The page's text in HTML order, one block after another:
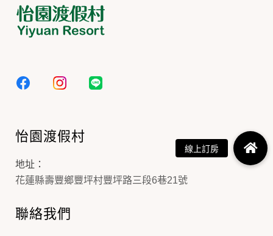
怡園渡假村
地址：
花蓮縣壽豐鄉豐坪村豐坪路三段6巷21號
聯絡我們